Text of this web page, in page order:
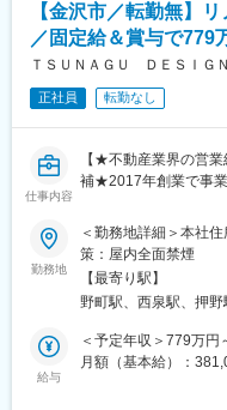
＜具体的には＞
・不動産企業に定期
・物件調査～仕入れ
・販売管理
・グループ会社の売
も、空き家やご年配
・社内には設計や施
企画を進めていきます
■キャリア：
す。その後、営業戦
や育成に携わってい
【金沢市／転勤無】
／固定給＆賞与で779
ＴＳＵＮＡＧＵ ＤＥＳＩＧ
正社員 転勤なし
仕事内容
【★不動産業界の営
補★2017年創業で事
9.7億円】
金沢市を中心に不動
関わる幅広いサービ
をお任せします！
■採用背景：
勤務地
＜勤務地詳細＞本社
策：屋内全面禁煙
【最寄り駅】
野町駅、西泉駅、押野
給与
＜予定年収＞779万円
月額（基本給）：